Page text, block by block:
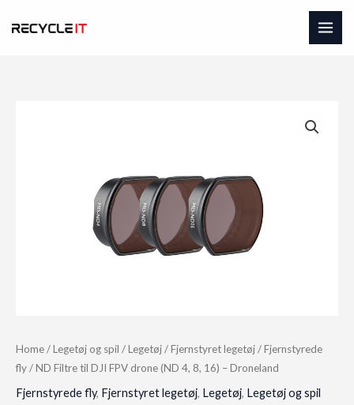
Home/Legetøj og spil /Legetøj/Fjernstyret legetøj/Fjernstyrede
fly/ ND Filtre til DJI FPV drone (ND 4, 8, 16) – Droneland
Fjernstyrede fly, Fjernstyret legetøj, Legetøj, Legetøj og spil